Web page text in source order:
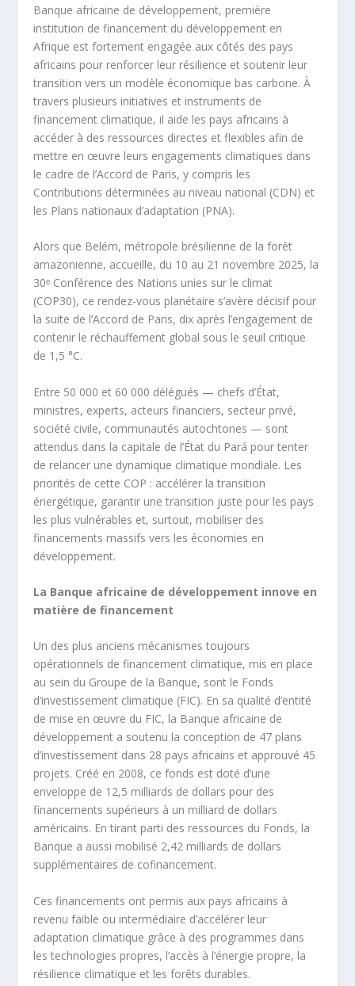
Banque africaine de développement, première
institution de financement du développement en
Afrique est fortement engagée aux côtés des pays
africains pour renforcer leur résilience et soutenir leur
transition vers un modèle économique bas carbone. À
travers plusieurs initiatives et instruments de
financement climatique, il aide les pays africains à
accéder à des ressources directes et flexibles afin de
mettre en œuvre leurs engagements climatiques dans
le cadre de l’Accord de Paris, y compris les
Contributions déterminées au niveau national (CDN) et
les Plans nationaux d’adaptation (PNA).
Alors que Belém, métropole brésilienne de la forêt
amazonienne, accueille, du 10 au 21 novembre 2025, la
30ᵉ Conférence des Nations unies sur le climat
(COP30), ce rendez-vous planétaire s’avère décisif pour
la suite de l’Accord de Paris, dix après l’engagement de
contenir le réchauffement global sous le seuil critique
de 1,5 °C.
Entre 50 000 et 60 000 délégués — chefs d’État,
ministres, experts, acteurs financiers, secteur privé,
société civile, communautés autochtones — sont
attendus dans la capitale de l’État du Pará pour tenter
de relancer une dynamique climatique mondiale. Les
priorités de cette COP : accélérer la transition
énergétique, garantir une transition juste pour les pays
les plus vulnérables et, surtout, mobiliser des
financements massifs vers les économies en
développement.
La Banque africaine de développement innove en
matière de financement
Un des plus anciens mécanismes toujours
opérationnels de financement climatique, mis en place
au sein du Groupe de la Banque, sont le Fonds
d’investissement climatique (FIC). En sa qualité d’entité
de mise en œuvre du FIC, la Banque africaine de
développement a soutenu la conception de 47 plans
d’investissement dans 28 pays africains et approuvé 45
projets. Créé en 2008, ce fonds est doté d’une
enveloppe de 12,5 milliards de dollars pour des
financements supérieurs à un milliard de dollars
américains. En tirant parti des ressources du Fonds, la
Banque a aussi mobilisé 2,42 milliards de dollars
supplémentaires de cofinancement.
Ces financements ont permis aux pays africains à
revenu faible ou intermédiaire d’accélérer leur
adaptation climatique grâce à des programmes dans
les technologies propres, l’accès à l’énergie propre, la
résilience climatique et les forêts durables.